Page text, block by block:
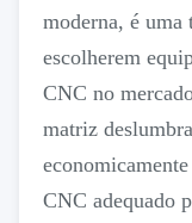
moderna, é uma
escolherem
CNC no
matriz
CNC adequado